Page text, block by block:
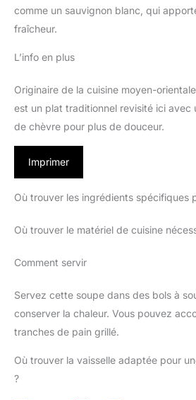
comme un sauvignon blanc, qui
fraîcheur.
L’info en plus
Originaire de la cuisine moyen-
est un plat traditionnel revisité ici avec
de chèvre pour plus de douceur.
Imprimer
Où trouver les ingrédients spécifiques
Où trouver le matériel de cuisine
Comment servir
Servez cette soupe dans des bols à
conserver la chaleur. Vous pouvez
tranches de pain grillé.
Où trouver la vaisselle adaptée pour
?